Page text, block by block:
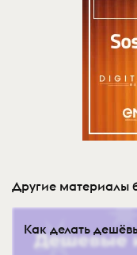
Другие материалы
Как делать